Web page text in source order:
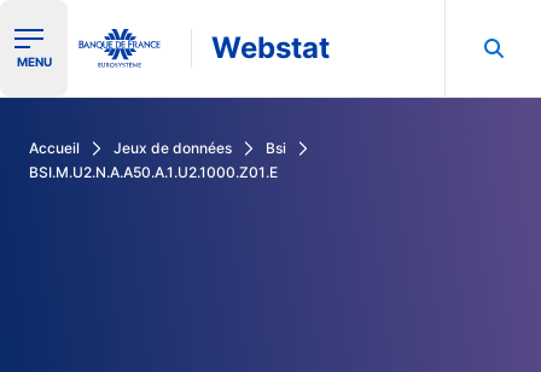
Ouvrir le menu de navigation
MENU Webstat
Accueil Jeux de données
Bsi
BSI.M.U2.N.A.A50.A.1.U2.1000.Z01.E